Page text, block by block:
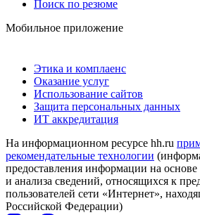
Поиск по резюме
Мобильное приложение
Этика и комплаенс
Оказание услуг
Использование сайтов
Защита персональных данных
ИТ аккредитация
На информационном ресурсе hh.ru
рекомендательные технологии
предоставления информации на основе
и анализа сведений, относящихся к
пользователей сети «Интернет»,
Российской Федерации)